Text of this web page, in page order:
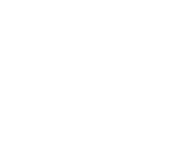
fax :